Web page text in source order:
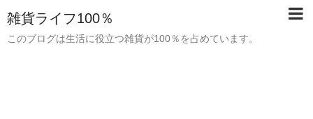
雑貨ライフ100％
このブログは生活に役立つ雑貨が100％を占めています。